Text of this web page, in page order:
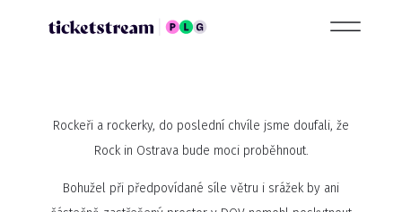
Rockeři a rockerky, do poslední chvíle jsme doufali, že
Rock in Ostrava bude moci proběhnout.
Bohužel při předpovídané síle větru i srážek by ani